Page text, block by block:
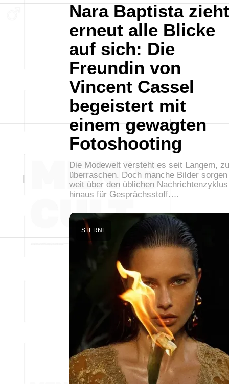
Nara Baptista zieht
erneut alle Blicke
auf sich: Die
Freundin von
Vincent Cassel
begeistert mit
einem gewagten
Fotoshooting
Die Modewelt versteht es seit Langem, zu
überraschen. Doch manche Bilder sorgen
weit über den üblichen Nachrichtenzyklus
hinaus für Gesprächsstoff.…
STERNE